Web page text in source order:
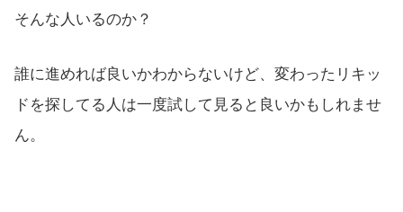
そんな人いるのか？
誰に進めれば良いかわからないけど、変わったリキッ
ドを探してる人は一度試して見ると良いかもしれませ
ん。